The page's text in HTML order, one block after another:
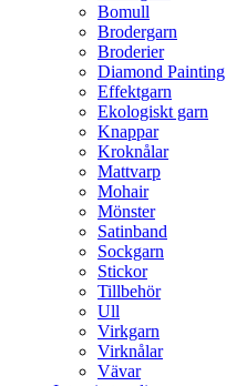
Bomull
Brodergarn
Broderier
Diamond Painting
Effektgarn
Ekologiskt garn
Knappar
Kroknålar
Mattvarp
Mohair
Mönster
Satinband
Sockgarn
Stickor
Tillbehör
Ull
Virkgarn
Virknålar
Vävar